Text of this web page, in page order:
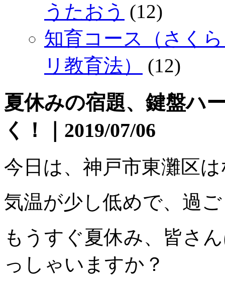
うたおう (12)
知育コース（さく
リ教育法）
(12)
夏休みの宿題、鍵盤ハ
く！｜2019/07/06
今日は、神戸市東灘区
気温が少し低めで、過
もうすぐ夏休み、皆さ
っしゃいますか？